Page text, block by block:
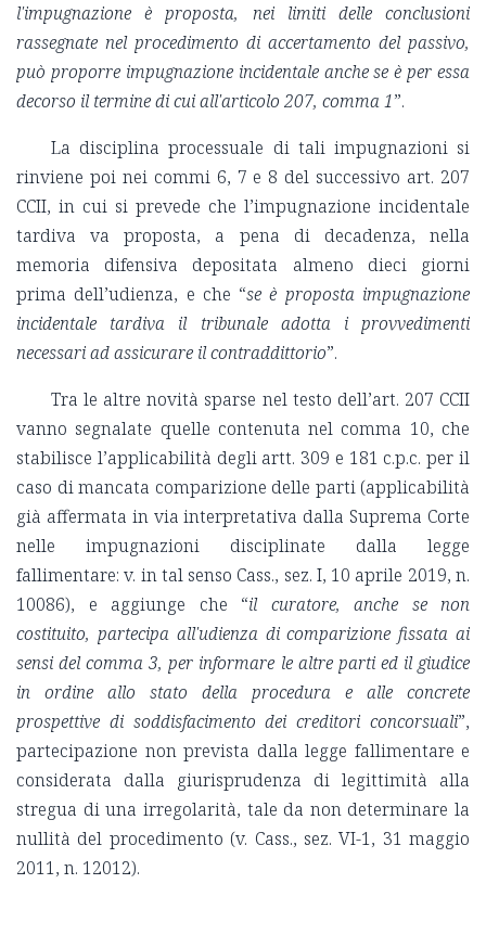
l'impugnazione è proposta, nei limiti delle conclusioni
rassegnate nel procedimento di accertamento del passivo,
può proporre impugnazione incidentale anche se è per essa
decorso il termine di cui all'articolo 207, comma 1”.
La disciplina processuale di tali impugnazioni si
rinviene poi nei commi 6, 7 e 8 del successivo art. 207
CCII, in cui si prevede che l’impugnazione incidentale
tardiva va proposta, a pena di decadenza, nella
memoria difensiva depositata almeno dieci giorni
prima dell’udienza, e che “se è proposta impugnazione
incidentale tardiva il tribunale adotta i provvedimenti
necessari ad assicurare il contraddittorio”.
Tra le altre novità sparse nel testo dell’art. 207 CCII
vanno segnalate quelle contenuta nel comma 10, che
stabilisce l’applicabilità degli artt. 309 e 181 c.p.c. per il
caso di mancata comparizione delle parti (applicabilità
già affermata in via interpretativa dalla Suprema Corte
nelle impugnazioni disciplinate dalla legge
fallimentare: v. in tal senso Cass., sez. I, 10 aprile 2019, n.
10086), e aggiunge che “il curatore, anche se non
costituito, partecipa all'udienza di comparizione fissata ai
sensi del comma 3, per informare le altre parti ed il giudice
in ordine allo stato della procedura e alle concrete
prospettive di soddisfacimento dei creditori concorsuali”,
partecipazione non prevista dalla legge fallimentare e
considerata dalla giurisprudenza di legittimità alla
stregua di una irregolarità, tale da non determinare la
nullità del procedimento (v. Cass., sez. VI-1, 31 maggio
2011, n. 12012).